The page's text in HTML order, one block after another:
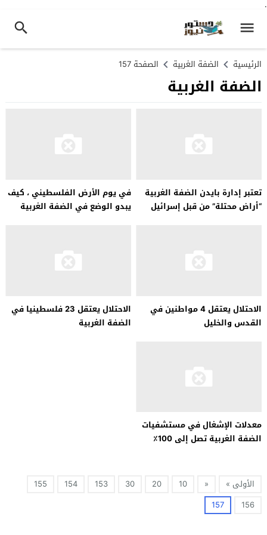
.
الرئيسية الضفة الغربية الصفحة 157
الضفة الغربية
تعتبر إدارة بايدن الضفة الغربية
“أراض محتلة” من قبل إسرائيل
في يوم الأرض الفلسطيني ، كيف
يبدو الوضع في الضفة الغربية
الاحتلال يعتقل 4 مواطنين في
القدس والخليل
الاحتلال يعتقل 23 فلسطينيا في
الضفة الغربية
معدلات الإشغال في مستشفيات
الضفة الغربية تصل إلى 100٪
الأولى » «
10
20
30
153
154
155
156
157